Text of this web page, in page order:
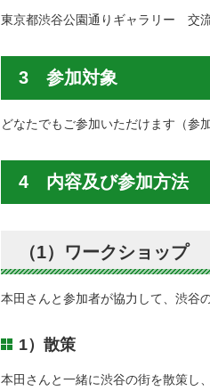
東京都渋谷公園通りギャラリー 交
3 参加対象
どなたでもご参加いただけます（参
4 内容及び参加方法
（1）ワークショップ
本田さんと参加者が協力して、渋谷
1）散策
本田さんと一緒に渋谷の街を散策し